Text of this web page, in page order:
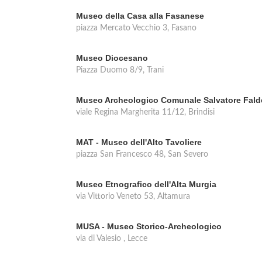
Museo della Casa alla Fasanese
piazza Mercato Vecchio 3, Fasano
Museo Diocesano
Piazza Duomo 8/9, Trani
Museo Archeologico Comunale Salvatore
viale Regina Margherita 11/12, Brindisi
MAT - Museo dell'Alto Tavoliere
piazza San Francesco 48, San Severo
Museo Etnografico dell'Alta Murgia
via Vittorio Veneto 53, Altamura
MUSA - Museo Storico-Archeologico
via di Valesio , Lecce